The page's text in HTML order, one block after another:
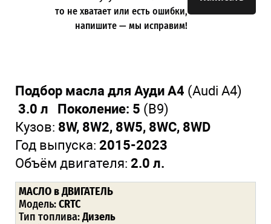
то не хватает или есть ошибки,
напишите — мы исправим!
Подбор масла для Ауди А4 (Audi A4)
3.0 л Поколение: 5 (B9)
Кузов: 8W, 8W2, 8W5, 8WC, 8WD
Год выпуска: 2015-2023
Объём двигателя: 2.0 л.
МАСЛО в ДВИГАТЕЛЬ
Модель:CRTC
Тип топлива:Дизель